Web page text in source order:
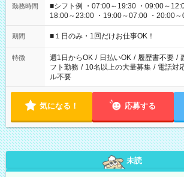
勤務時間
■シフト例 ・07:00～19:30 ・09:00～
18:00～23:00 ・19:00～07:00 ・20:00
etc ★最短で3時間で5,120円のお仕事から 15時間で2万円近く稼
げるお仕事も！ ご希望のお時間に合わせてご紹介！ ※シフトは
ください！
期間 ■１日のみ・1回だけお仕事OK！
特徴 週1日からOK / 日払いOK / 履歴書不要 /
フト勤務 / 10名以上の大量募集 / 電話対
ル不要
気になる！ 応募する
未読